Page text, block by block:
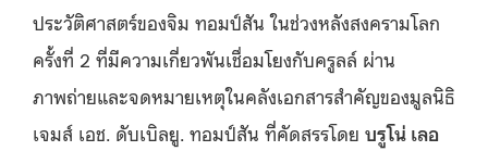
ประวัติศาสตร์ของจิม ทอมป์สัน ในช่วงหลังสงครามโลก
ครั้งที่ 2 ที่มีความเกี่ยวพันเชื่อมโยงกับครูลล์ ผ่าน
ภาพถ่ายและจดหมายเหตุในคลังเอกสารสำคัญของมูลนิธิ
เจมส์ เอช. ดับเบิลยู. ทอมป์สัน ที่คัดสรรโดย บรูโน่ เลอ